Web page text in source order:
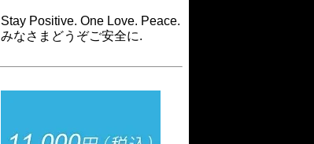
Stay Positive. One Love. Peace.
みなさまどうぞご安全に.